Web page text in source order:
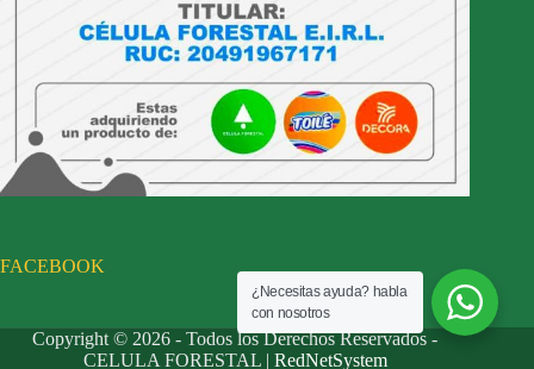
FACEBOOK
Copyright © 2026 - Todos los Derechos Reservados -
CELULA FORESTAL | RedNetSystem
¿Necesitas ayuda? habla
con nosotros